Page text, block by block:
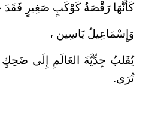
كَأَنَّهَا رَقْصَةُ كَوْكَبٍ صَغِيرٍ فَقَدَ
وَإِسْمَاعِيلُ يَاسِين ،
يُقَلبُ جِدِّيَّةَ العَالَمِ إِلَى
تُرَى.